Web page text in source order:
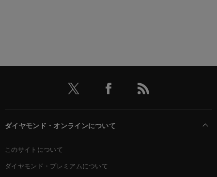
ダイヤモンド・オンラインについて
このサイトについて
ダイヤモンド・プレミアムについて